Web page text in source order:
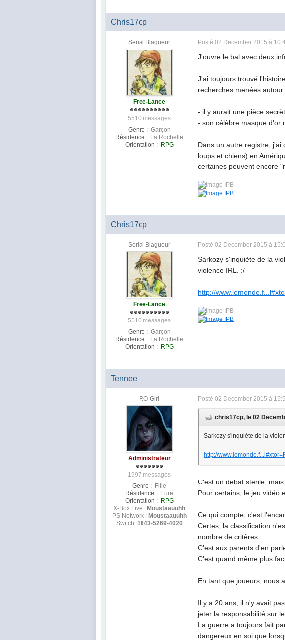
Chris17cp
Serial Blagueur
Free-Lance
5510 messages
Genre : Garçon
Résidence : La Rochelle
Orientation : RPG
Posté 02 December 2015 à
J'ouvre le bal avec deux
J'ai toujours trouvé
recherches menées
- il y aurait une pièce
- son célèbre masque d'or
Dans un autre registre, j'ai
loups et chiens) en
certaines peuvent encore
Chris17cp
Serial Blagueur
Free-Lance
5510 messages
Genre : Garçon
Résidence : La Rochelle
Orientation : RPG
Posté 02 December 2015 à
Sarkozy s'inquiète de la
violence IRL. :/
http://
Tennee
RO-Girl
Administrateur
1997 messages
Genre : Fille
Résidence : Eure
Orientation : RPG
X-Box Live : Moustaauuhh
PS Network : Moustaauuhh
Switch: 1643-5269-4020
Posté 02 December 2015 à
chris17cp, le 02
Sarkozy s'inquiète de la
http://
C'est un débat stérile,
Pour certains, le jeu vidéo
Ce qui compte, c'est
Certes, la classification
nombre de critères.
C'est aux parents d'en
C'est quand même plus
En tant que joueurs, nous
Il y a 20 ans, il n'y avait
jeter la responsabilité sur
La guerre a toujours fait
dangereux en soi que